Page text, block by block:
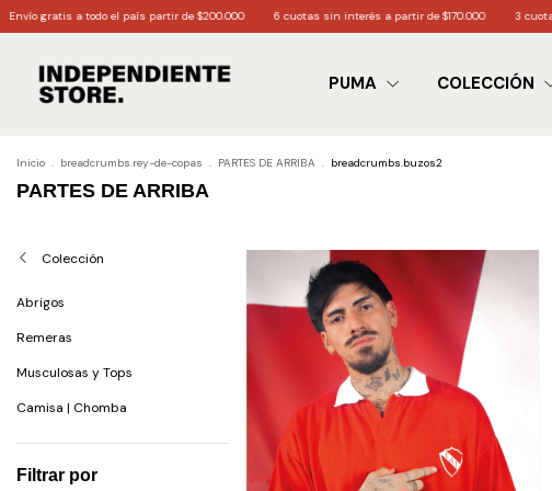
6 cuotas sin interés a partir de $170.000 3 cuotas sin interés a partir de $60.000.
PUMA COLECCIÓN
Inicio . breadcrumbs.rey-de-copas . PARTES DE ARRIBA . breadcrumbs.buzos2
PARTES DE ARRIBA
Colección
Abrigos
Remeras
Musculosas y Tops
Camisa | Chomba
Filtrar por